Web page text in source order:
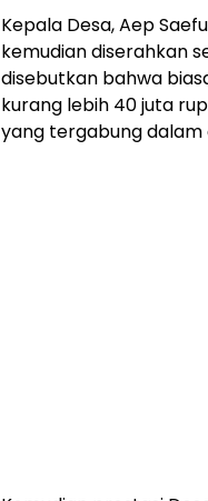
Kepala Desa, Aep
kemudian diserahkan
disebutkan bahwa
kurang lebih 40 juta
yang tergabung dalam